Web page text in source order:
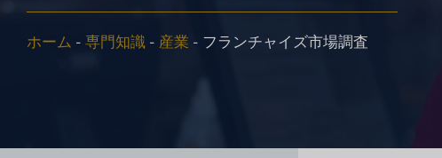
フィンテック研究と戦略
ヘルスケア市場調査
ホーム - 専門知識 - 産業 - フランチャイズ市場調査